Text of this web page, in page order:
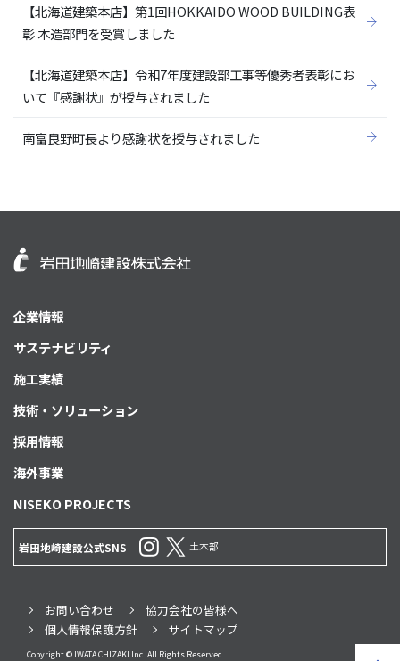
【北海道建築本店】第1回HOKKAIDO WOOD BUILDING表
彰 木造部門を受賞しました
【北海道建築本店】令和7年度建設部工事等優秀者表彰にお
いて『感謝状』が授与されました
南富良野町長より感謝状を授与されました
企業情報
サステナビリティ
施工実績
技術・ソリューション
採用情報
海外事業
NISEKO PROJECTS
岩田地崎建設公式SNS 土木部
お問い合わせ
協力会社の皆様へ
個人情報保護方針
サイトマップ
Copyright © IWATA CHIZAKI Inc. All Rights Reserved.